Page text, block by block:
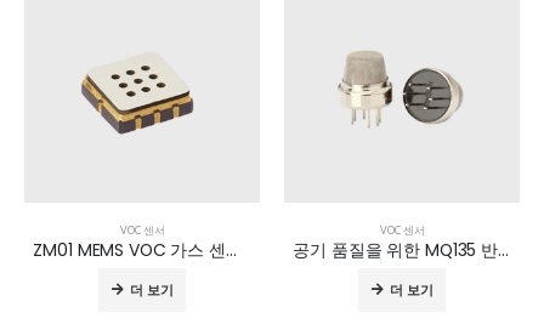
VOC 센서
ZM01 MEMS VOC 가스 센서 모듈
더 보기
VOC 센서
공기 품질을 위한 MQ135 반도체 센서
더 보기